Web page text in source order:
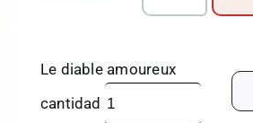
Le diable amoureux
cantidad